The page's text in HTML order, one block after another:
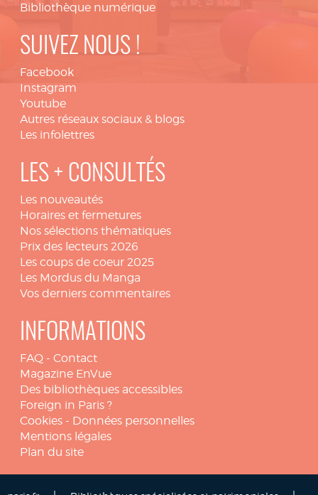
Bibliothèque numérique
SUIVEZ NOUS !
Facebook
Instagram
Youtube
Autres réseaux sociaux & blogs
Les infolettres
LES + CONSULTÉS
Les nouveautés
Horaires et fermetures
Nos sélections thématiques
Prix des lecteurs 2026
Les coups de coeur 2025
Les Mordus du Manga
Vos derniers commentaires
INFORMATIONS
FAQ - Contact
Magazine EnVue
Des bibliothèques accessibles
Foreign in Paris ?
Cookies - Données personnelles
Mentions légales
Plan du site